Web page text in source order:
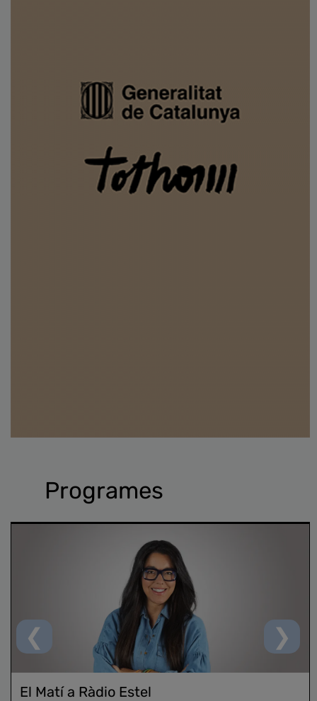
Programes
❮
El Matí a Ràdio Estel
❯